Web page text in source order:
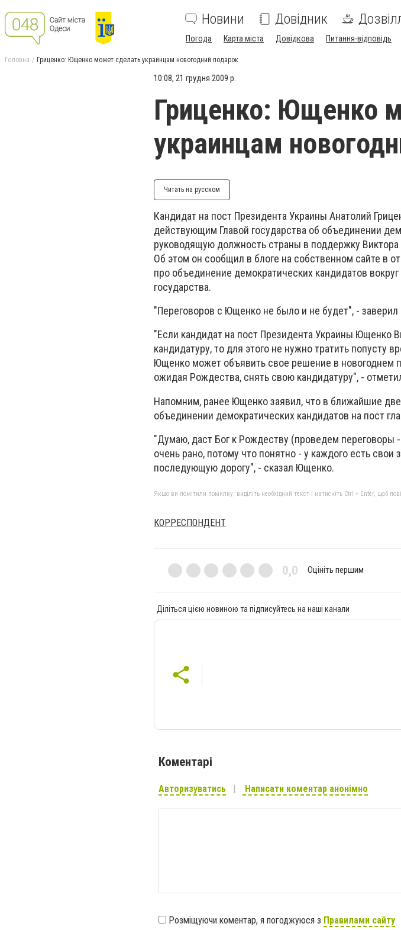
Новини Довідник
Погода Карта міста Довідкова Питання-відповідь
Головна Гриценко: Ющенко может сделать украинцам новогодний подарок
10:08, 21 грудня 2009 р.
Гриценко: Ющенко
украинцам
Читать на русском
Кандидат на пост Президента Украины Анатолий
действующим Главой государства об объединении
руководящую должность страны в поддержку
Об этом он сообщил в блоге на собственном сайте в
про объединение демократических кандидатов
государства.
"Переговоров с Ющенко не было и не будет", - заверил
"Если кандидат на пост Президента Украины Ющенко
кандидатуру, то для этого не нужно тратить попусту
Ющенко может объявить свое решение в новогоднем
ожидая Рождества, снять свою кандидатуру", -
Напомним, ранее Ющенко заявил, что в ближайшие
объединении демократических кандидатов на пост
"Думаю, даст Бог к Рождеству (проведем переговоры -
очень рано, потому что понятно - у каждого есть свои
последующую дорогу", - сказал Ющенко.
Якщо ви помітили помилку, виділіть необхідний текст і натисніть Ctrl + Enter, щоб
КОРРЕСПОНДЕНТ
0,0 Оцініть першим
Діліться цією новиною та підписуйтесь на наші канали
Коментарі
Авторизуватись Написати коментар анонімно
Розміщуючи коментар, я погоджуюся з Правилами сайту